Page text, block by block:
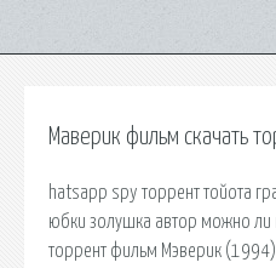
Маверик фильм скачать
hatsapp spy торрент тойота
юбки золушка автор можно
торрент фильм Мэверик